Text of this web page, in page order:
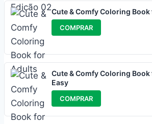
Cute & Comfy Coloring
COMPRAR
Cute & Comfy Coloring
Easy
COMPRAR